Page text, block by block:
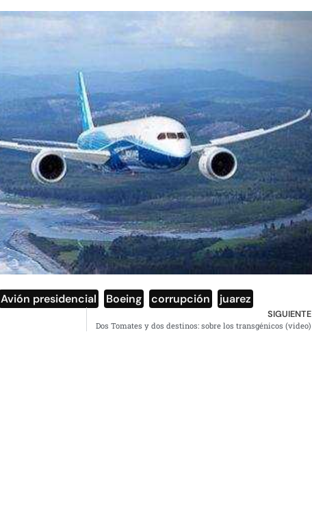
Avión presidencial Boeing corrupción juarez
SIGUIENTE
Dos Tomates y dos destinos: sobre los transgénicos (video)